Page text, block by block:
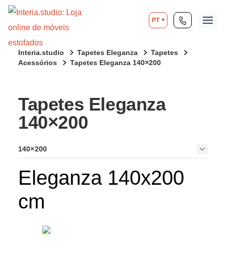
PT
Interia.studio Tapetes Eleganza
Tapetes
Acessórios
Tapetes Eleganza 140×200
Tapetes Eleganza
140×200
140×200
Eleganza 140x200
cm